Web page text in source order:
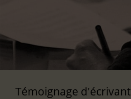
Témoignage d'écrivant